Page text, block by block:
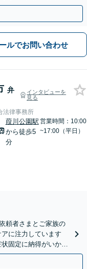
ルでお問い合わせ
弁
インタビューを
見る
法律事務所
葭川公園駅
から徒歩5
分
営業時間：10:00
~17:00（平日）
頼者さまとご家族の
に注力しています
固定に納得がいかな
フリー対応】